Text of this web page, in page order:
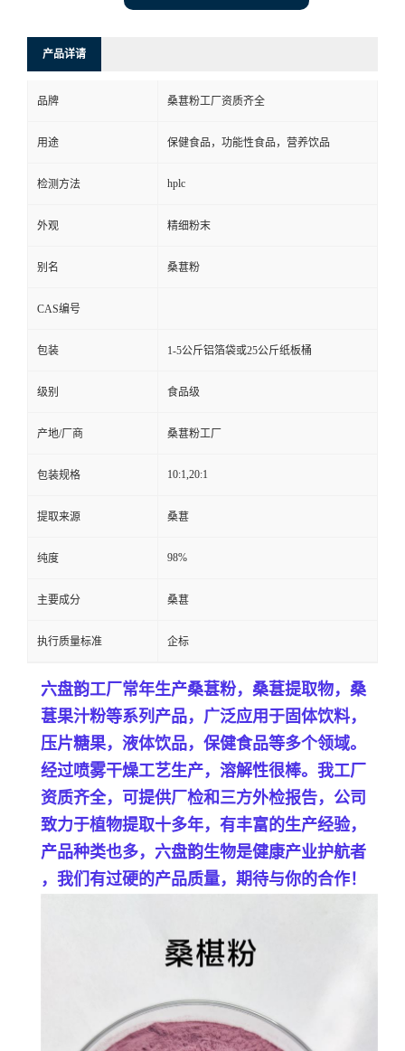
产品详请
品牌 桑葚粉工厂资质齐全
用途 保健食品，功能性食品，营养饮品
检测方法 hplc
外观 精细粉末
别名 桑葚粉
CAS编号
包装 1-5公斤铝箔袋或25公斤纸板桶
级别 食品级
产地/厂商 桑葚粉工厂
包装规格 10:1,20:1
提取来源 桑葚
纯度 98%
主要成分 桑葚
执行质量标准 企标
六盘韵工厂常年生产桑葚粉，桑葚提取物，桑
葚果汁粉等系列产品， 广泛应用于固体饮料，
压片糖果，液体饮品，保健食品等多个领域。
经过喷雾干燥工艺生产，溶解性很棒。 我工厂
资质齐全，可提供厂检和三方外检报告，公司
致力于植物提取十多年，有丰富的生产经验，
产品种类也多，六盘韵生物是健康产业护航者
，我们有过硬的产品质量，期待与你的合作！